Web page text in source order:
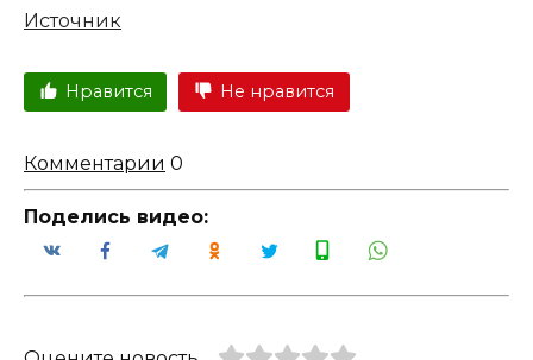
Источник
Нравится Не нравится
Комментарии 0
Поделись видео: